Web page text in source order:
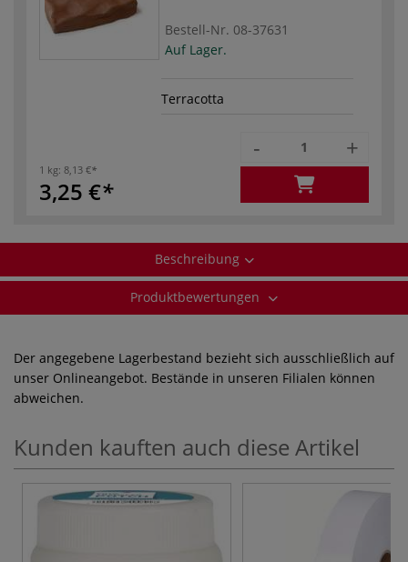
Bestell-Nr. 08-37631
Auf Lager.
Terracotta
1 kg: 8,13 €
3,25 €
- +
Beschreibung
Produktbewertungen
Der angegebene Lagerbestand bezieht sich ausschließlich auf
unser Onlineangebot. Bestände in unseren Filialen können
abweichen.
Kunden kauften auch diese Artikel